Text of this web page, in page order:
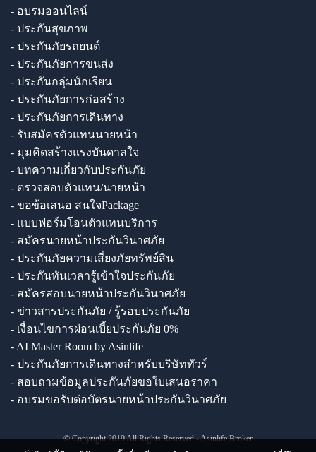
- อบรมออนไลน์
- ประกันสุขภาพ
- ประกันภัยรถยนต์
- ประกันภัยการขนส่ง
- ประกันกลุ่มนักเรียน
- ประกันภัยการก่อสร้าง
- ประกันภัยการเดินทาง
- รับสมัครตัวแทนนายหน้า
- มุมคิดสร้างแรงบันดาลใจ
- บทความเกี่ยวกับประกันภัย
- ตรวจสอบตัวแทน/นายหน้า
- ขอข้อเสนอ สนใจPackage
- แบบฟอร์มโอนตัวแทนบริการ
- สมัครนายหน้าประกันวินาศภัย
- ประกันภัยความเสี่ยงภัยทรัพย์สิน
- ประกันทันเวลารู้เข้าใจประกันภัย
- สมัครสอบนายหน้าประกันวินาศภัย
- ข่าวสารประกันภัย / รู้รอบประกันภัย
- เงื่อนไขการผ่อนเบี้ยประกันภัย 0%
- AI Master Room by Asinlife
- ประกันภัยการเดินทางสำหรับบริษัททัวร์
- สอบถามข้อมูลประกันภัยขอใบเสนอราคา
- อบรมขอรับต่อบัตรนายหน้าประกันวินาศภัย
© Copyright 2019 All Rights Reserved - Asinlife Broker